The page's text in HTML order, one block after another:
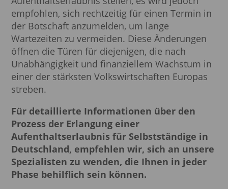
empfohlen, sich rechtzeitig für einen Termin in
der Botschaft anzumelden, um lange
Wartezeiten zu vermeiden. Diese Änderungen
öffnen die Türen für diejenigen, die nach
Unabhängigkeit und finanziellem Wachstum in
einer der stärksten Volkswirtschaften Europas
streben.
Für detaillierte Informationen über den
Prozess der Erlangung einer
Aufenthaltserlaubnis für Selbstständige in
Deutschland, empfehlen wir, sich an unsere
Spezialisten zu wenden, die Ihnen in jeder
Phase behilflich sein können.